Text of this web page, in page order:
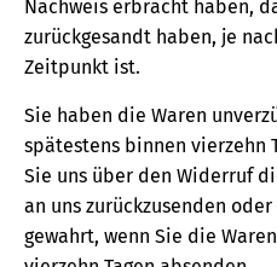
Nachweis erbracht haben,
zurückgesandt haben, je
Zeitpunkt ist.
Sie haben die Waren
spätestens binnen vierzehn
Sie uns über den Widerruf
an uns zurückzusenden
gewahrt, wenn Sie die